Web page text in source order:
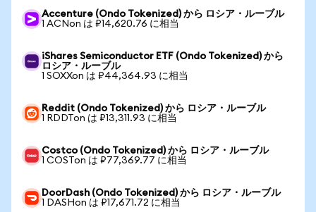
Accenture (Ondo Tokenized) から ロシア・ルーブル
1 ACNon は ₽14,620.76 に相当
iShares Semiconductor ETF (Ondo Tokenized) から
ロシア・ルーブル
1 SOXXon は ₽44,364.93 に相当
Reddit (Ondo Tokenized) から ロシア・ルーブル
1 RDDTon は ₽13,311.93 に相当
Costco (Ondo Tokenized) から ロシア・ルーブル
1 COSTon は ₽77,369.77 に相当
DoorDash (Ondo Tokenized) から ロシア・ルーブル
1 DASHon は ₽17,671.72 に相当